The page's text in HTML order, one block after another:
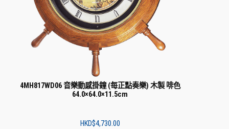
4MH817WD06 音樂動感掛鐘 (每正點奏樂) 木製 啡色
64.0×64.0×11.5cm
HKD$4,730.00